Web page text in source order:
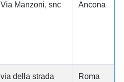
Via Manzoni, snc Ancona
via della strada
Roma